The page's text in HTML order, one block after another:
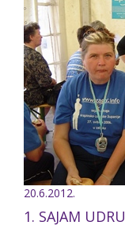
20.6.2012.
1. SAJAM